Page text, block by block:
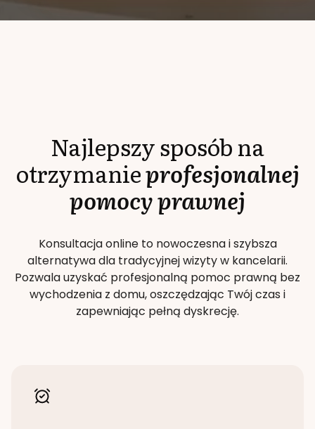
Najlepszy sposób na
otrzymanieprofesjonalnej
pomocy prawnej
Konsultacja online to nowoczesna i szybsza
alternatywa dla tradycyjnej wizyty w kancelarii.
Pozwala uzyskać profesjonalną pomoc prawną bez
wychodzenia z domu, oszczędzając Twój czas i
zapewniając pełną dyskrecję.